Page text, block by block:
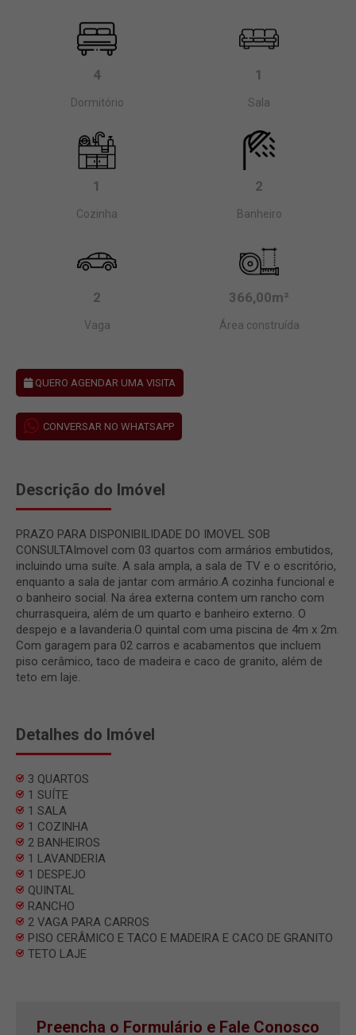
4
Dormitório
1
Sala
1
Cozinha
2
Banheiro
2
Vaga
366,00m²
Área construída
QUERO AGENDAR UMA VISITA
CONVERSAR NO WHATSAPP
Descrição do Imóvel
PRAZO PARA DISPONIBILIDADE DO IMOVEL SOB
CONSULTAImovel com 03 quartos com armários embutidos,
incluindo uma suíte. A sala ampla, a sala de TV e o escritório,
enquanto a sala de jantar com armário.A cozinha funcional e
o banheiro social. Na área externa contem um rancho com
churrasqueira, além de um quarto e banheiro externo. O
despejo e a lavanderia.O quintal com uma piscina de 4m x 2m.
Com garagem para 02 carros e acabamentos que incluem
piso cerâmico, taco de madeira e caco de granito, além de
teto em laje.
Detalhes do Imóvel
3 QUARTOS
1 SUÍTE
1 SALA
1 COZINHA
2 BANHEIROS
1 LAVANDERIA
1 DESPEJO
QUINTAL
RANCHO
2 VAGA PARA CARROS
PISO CERÂMICO E TACO E MADEIRA E CACO DE GRANITO
TETO LAJE
Preencha o Formulário e Fale Conosco